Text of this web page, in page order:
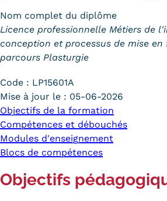
Contacts services
Formulaire de contact
Trouver votre
OFFRE EN
OFFRE
Catalogue national
Nom complet du diplôme
Licence professionnelle Métiers de
conception et processus de mise
parcours Plasturgie
Code : LP15601A
Mise à jour le : 05-06-2026
Objectifs de la formation
Compétences et débouchés
Modules d'enseignement
Blocs de compétences
Objectifs